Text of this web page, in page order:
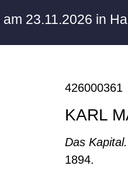
am 23.11.2026 in
426000361
KARL
Das
1894.